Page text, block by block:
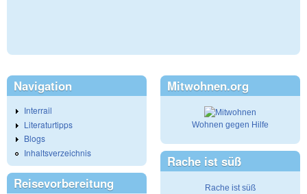
Navigation
Interrail
Literaturtipps
Blogs
Inhaltsverzeichnis
Reisevorbereitung
Mitwohnen.org
Wohnen gegen Hilfe
Rache ist süß
Rache ist süß